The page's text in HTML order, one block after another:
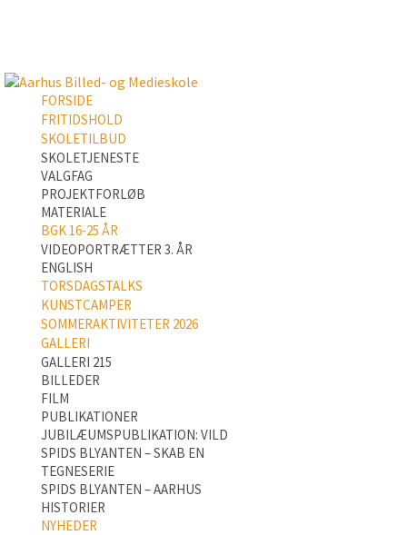
FORSIDE
FRITIDSHOLD
SKOLETILBUD
SKOLETJENESTE
VALGFAG
PROJEKTFORLØB
MATERIALE
BGK 16-25 ÅR
VIDEOPORTRÆTTER 3. ÅR
ENGLISH
TORSDAGSTALKS
KUNSTCAMPER
SOMMERAKTIVITETER 2026
GALLERI
GALLERI 215
BILLEDER
FILM
PUBLIKATIONER
JUBILÆUMSPUBLIKATION: VILD
SPIDS BLYANTEN – SKAB EN
TEGNESERIE
SPIDS BLYANTEN – AARHUS
HISTORIER
NYHEDER